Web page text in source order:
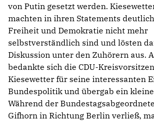
von Putin gesetzt werden.
machten in ihren Statements
Freiheit und Demokratie nicht mehr
selbstverständlich sind und lösten
Diskussion unter den Zuhörern aus.
bedankte sich die CDU-
Kiesewetter für seine interessanten
Bundespolitik und übergab ein
Während der
Gifhorn in Richtung Berlin verließ,